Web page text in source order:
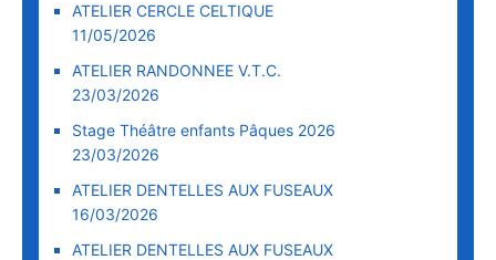
ATELIER CERCLE CELTIQUE
11/05/2026
ATELIER RANDONNEE V.T.C.
23/03/2026
Stage Théâtre enfants Pâques 2026
23/03/2026
ATELIER DENTELLES AUX FUSEAUX
16/03/2026
ATELIER DENTELLES AUX FUSEAUX